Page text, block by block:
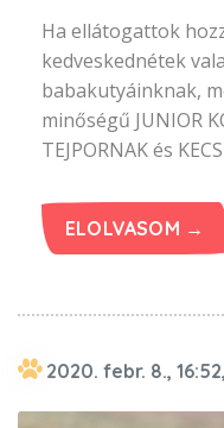
Ha ellátogattok
kedveskednétek
babakutyáinknak,
minőségű JUNIOR
TEJPORNAK és
ELOLVASOM →
2020. febr. 8.,